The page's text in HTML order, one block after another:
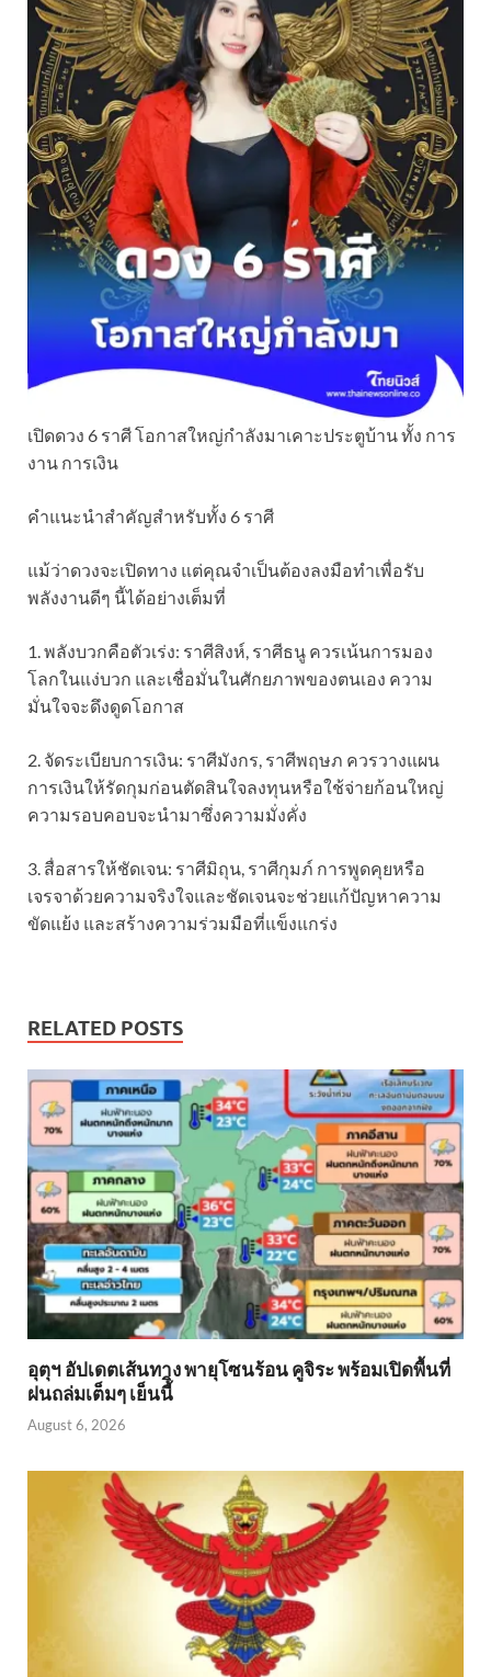
เปิดดวง 6 ราศี โอกาสใหญ่กำลังมาเคาะประตูบ้าน ทั้ง การ
งาน การเงิน
คำแนะนำสำคัญสำหรับทั้ง 6 ราศี
แม้ว่าดวงจะเปิดทาง แต่คุณจำเป็นต้องลงมือทำเพื่อรับ
พลังงานดีๆ นี้ได้อย่างเต็มที่
1. พลังบวกคือตัวเร่ง: ราศีสิงห์, ราศีธนู ควรเน้นการมอง
โลกในแง่บวก และเชื่อมั่นในศักยภาพของตนเอง ความ
มั่นใจจะดึงดูดโอกาส
2. จัดระเบียบการเงิน: ราศีมังกร, ราศีพฤษภ ควรวางแผน
การเงินให้รัดกุมก่อนตัดสินใจลงทุนหรือใช้จ่ายก้อนใหญ่
ความรอบคอบจะนำมาซึ่งความมั่งคั่ง
3. สื่อสารให้ชัดเจน: ราศีมิถุน, ราศีกุมภ์ การพูดคุยหรือ
เจรจาด้วยความจริงใจและชัดเจนจะช่วยแก้ปัญหาความ
ขัดแย้ง และสร้างความร่วมมือที่แข็งแกร่ง
RELATED POSTS
อุตุฯ อัปเดตเส้นทาง พายุโซนร้อน คูจิระ พร้อมเปิดพื้นที่
ฝนถล่มเต็มๆ เย็นนี้ิ
August 6, 2026